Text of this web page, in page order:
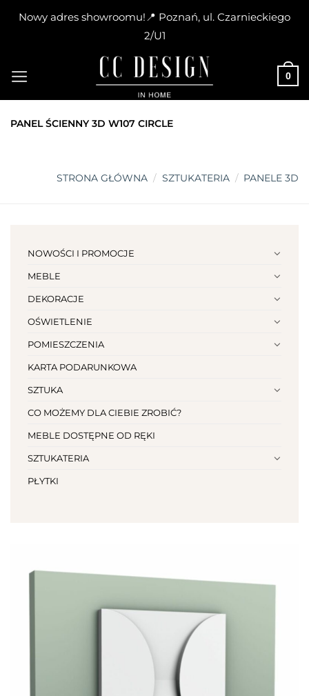
Nowy adres showroomu!📍 Poznań, ul. Czarnieckiego
2/U1
content
0
PANEL ŚCIENNY 3D W107 CIRCLE
STRONA GŁÓWNA / SZTUKATERIA / PANELE 3D
NOWOŚCI I PROMOCJE
MEBLE
DEKORACJE
OŚWIETLENIE
POMIESZCZENIA
KARTA PODARUNKOWA
SZTUKA
CO MOŻEMY DLA CIEBIE ZROBIĆ?
MEBLE DOSTĘPNE OD RĘKI
SZTUKATERIA
PŁYTKI